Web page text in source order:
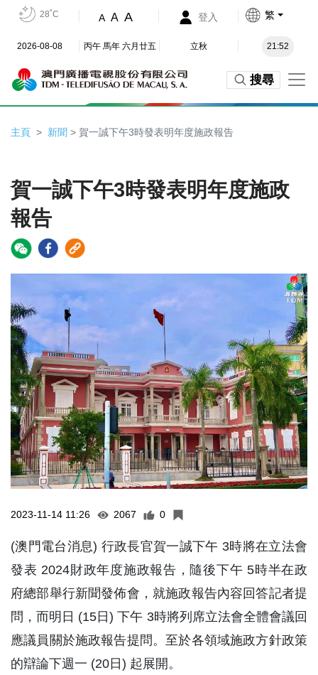
28˚C A A A 登入 繁
2026-08-08 丙午 馬年 六月廿五 立秋 21:52
搜尋
主頁 新聞 > 賀一誠下午3時發表明年度施政報告
賀一誠下午3時發表明年度施政
報告
2023-11-14 11:26 2067 0
(澳門電台消息) 行政長官賀一誠下午 3時將在立法會
發表 2024財政年度施政報告，隨後下午 5時半在政
府總部舉行新聞發佈會，就施政報告內容回答記者提
問，而明日 (15日) 下午 3時將列席立法會全體會議回
應議員關於施政報告提問。至於各領域施政方針政策
的辯論下週一 (20日) 起展開。